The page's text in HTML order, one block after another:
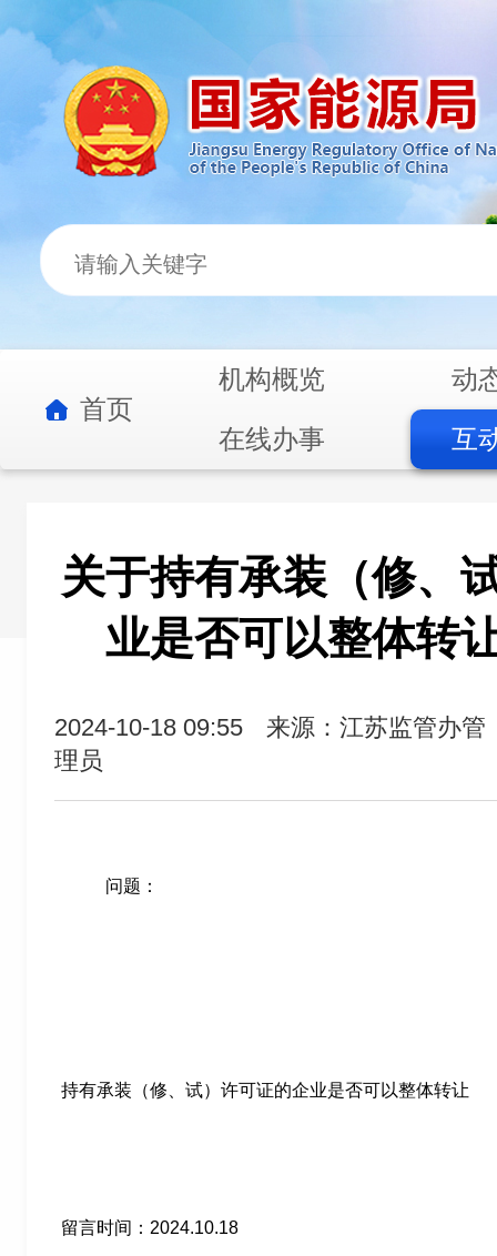
首页
机构概览
动
在线办事
互
关于持有承装（修、
业是否可以整体转
2024-10-18 09:55
来源：江苏监管办管
理员
问题：
持有承装（修、试）许可证的企业是否可以整体
留言时间：2024.10.18